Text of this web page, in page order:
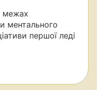
межах
ментального
першої леді